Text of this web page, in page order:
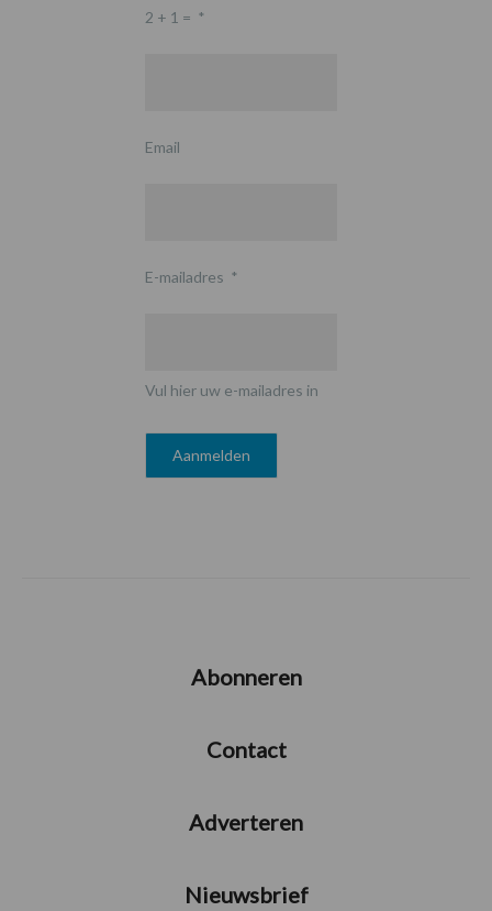
2 + 1 = *
Email
E-mailadres *
Vul hier uw e-mailadres in
Abonneren
Contact
Adverteren
Nieuwsbrief